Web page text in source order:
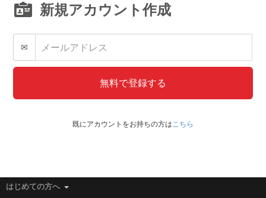
新規アカウント作成
✉
無料で登録する
既にアカウントをお持ちの方はこちら
はじめての方へ